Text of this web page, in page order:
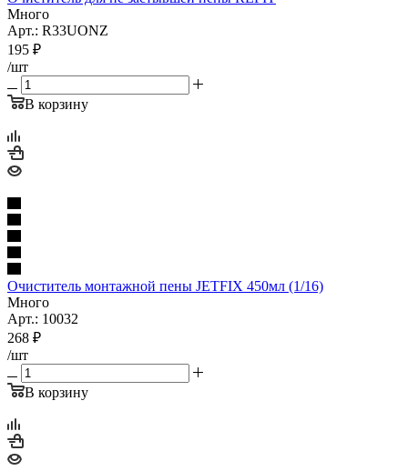
Много
Арт.: R33UONZ
195 ₽
/шт
В корзину
Очиститель монтажной пены JETFIX 450мл (1/16)
Много
Арт.: 10032
268 ₽
/шт
В корзину